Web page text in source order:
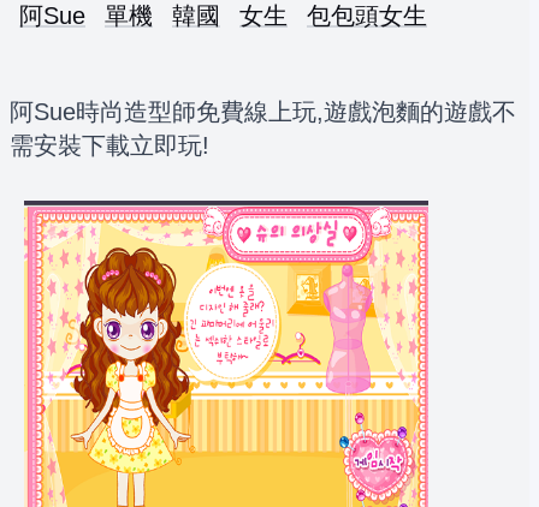
阿Sue
單機 韓國 女生 包包頭女生
阿Sue時尚造型師免費線上玩,遊戲泡麵的遊戲不
需安裝下載立即玩!